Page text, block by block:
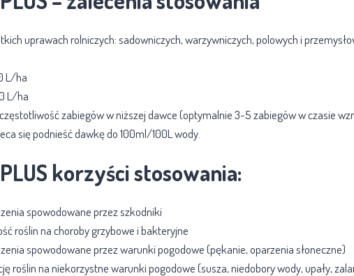
uprawach rolniczych: sadowniczych, warzywniczych, polowych i
L/ha
L/ha
zabiegów w niższej dawce (optymalnie 3-5 zabiegów w czasie
się podnieść dawkę do 100ml/100L wody.
PLUS korzyści stosowania:
spowodowane przez szkodniki
roślin na choroby grzybowe i bakteryjne
spowodowane przez warunki pogodowe (pękanie, oparzenia słoneczne)
roślin na niekorzystne warunki pogodowe (susza, niedobory wody, upały,